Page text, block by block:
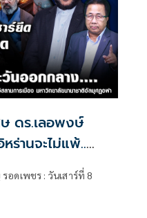
ดร.เลอพงษ์
ร่านจะไม่แพ้..
..สำราญ รอด
อดเพชร : วันเสาร์ที่ 8